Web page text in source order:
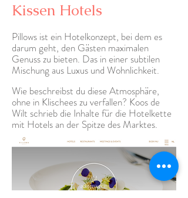
Kissen Hotels
Pillows ist ein Hotelkonzept, bei dem es
darum geht, den Gästen maximalen
Genuss zu bieten. Das in einer subtilen
Mischung aus Luxus und Wohnlichkeit.
Wie beschreibst du diese Atmosphäre,
ohne in Klischees zu verfallen? Koos de
Wilt schrieb die Inhalte für die Hotelkette
mit Hotels an der Spitze des Marktes.